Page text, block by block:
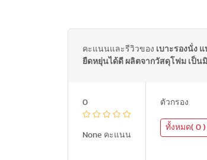
คะแนนและรีวิวของ เบาะรองนั่ง
ยืดหยุ่นได้ดี ผลิตจากวัสดุโฟม เป็น
0
None คะแนน
ตัวกรอง
ทั้งหมด( 0 )